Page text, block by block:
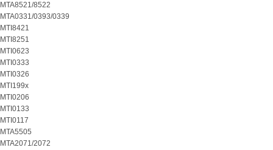
MTA8521/8522
MTA0331/0393/0339
MTI8421
MTI8251
MTI0623
MTI0333
MTI0326
MTI199x
MTI0206
MTI0133
MTI0117
MTA5505
MTA2071/2072